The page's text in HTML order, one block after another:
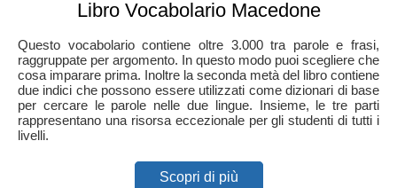
Libro Vocabolario Macedone
Questo vocabolario contiene oltre 3.000 tra parole e frasi,
raggruppate per argomento. In questo modo puoi scegliere che
cosa imparare prima. Inoltre la seconda metà del libro contiene
due indici che possono essere utilizzati come dizionari di base
per cercare le parole nelle due lingue. Insieme, le tre parti
rappresentano una risorsa eccezionale per gli studenti di tutti i
livelli.
Scopri di più